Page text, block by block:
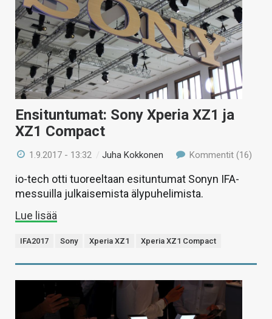
Ensituntumat: Sony Xperia XZ1 ja
XZ1 Compact
1.9.2017 - 13:32 /Juha Kokkonen Kommentit (16)
io-tech otti tuoreeltaan esituntumat Sonyn IFA-
messuilla julkaisemista älypuhelimista.
Lue lisää
IFA2017 Sony Xperia XZ1 Xperia XZ1 Compact